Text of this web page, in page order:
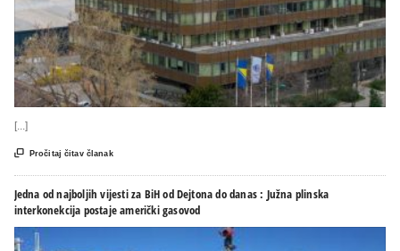
[...]
 Pročitaj čitav članak
Jedna od najboljih vijesti za BiH od Dejtona do danas : Južna plinska
interkonekcija postaje američki gasovod